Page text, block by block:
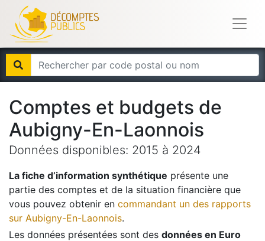
Comptes et budgets de
Aubigny-En-Laonnois
Données disponibles: 2015 à 2024
La fiche d’information synthétique présente une
partie des comptes et de la situation financière que
vous pouvez obtenir en commandant un des rapports
sur Aubigny-En-Laonnois.
Les données présentées sont des données en Euro